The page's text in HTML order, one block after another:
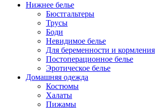
Нижнее белье
Бюстгальтеры
Трусы
Боди
Невидимое белье
Для беременности и кормления
Постоперационное белье
Эротическое белье
Домашняя одежда
Костюмы
Халаты
Пижамы